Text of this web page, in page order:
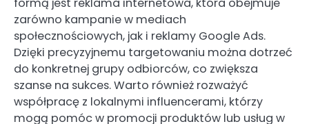
formą jest reklama internetowa, która obejmuje
zarówno kampanie w mediach
społecznościowych, jak i reklamy Google Ads.
Dzięki precyzyjnemu targetowaniu można dotrzeć
do konkretnej grupy odbiorców, co zwiększa
szanse na sukces. Warto również rozważyć
współpracę z lokalnymi influencerami, którzy
mogą pomóc w promocji produktów lub usług w